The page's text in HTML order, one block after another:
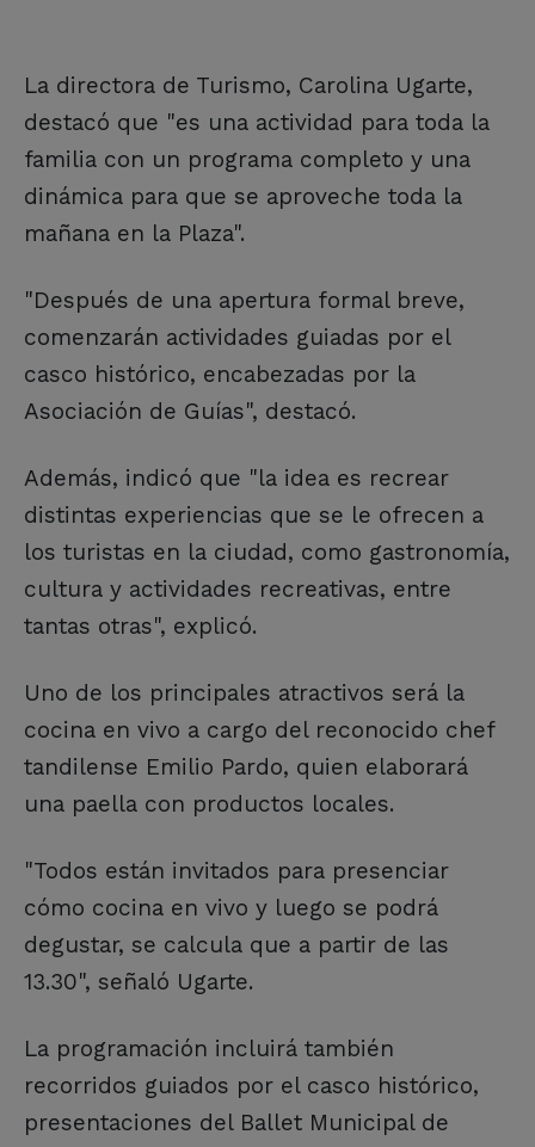
La directora de Turismo, Carolina Ugarte,
destacó que "es una actividad para toda la
familia con un programa completo y una
dinámica para que se aproveche toda la
mañana en la Plaza".
"Después de una apertura formal breve,
comenzarán actividades guiadas por el
casco histórico, encabezadas por la
Asociación de Guías", destacó.
Además, indicó que "la idea es recrear
distintas experiencias que se le ofrecen a
los turistas en la ciudad, como gastronomía,
cultura y actividades recreativas, entre
tantas otras", explicó.
Uno de los principales atractivos será la
cocina en vivo a cargo del reconocido chef
tandilense Emilio Pardo, quien elaborará
una paella con productos locales.
"Todos están invitados para presenciar
cómo cocina en vivo y luego se podrá
degustar, se calcula que a partir de las
13.30", señaló Ugarte.
La programación incluirá también
recorridos guiados por el casco histórico,
presentaciones del Ballet Municipal de